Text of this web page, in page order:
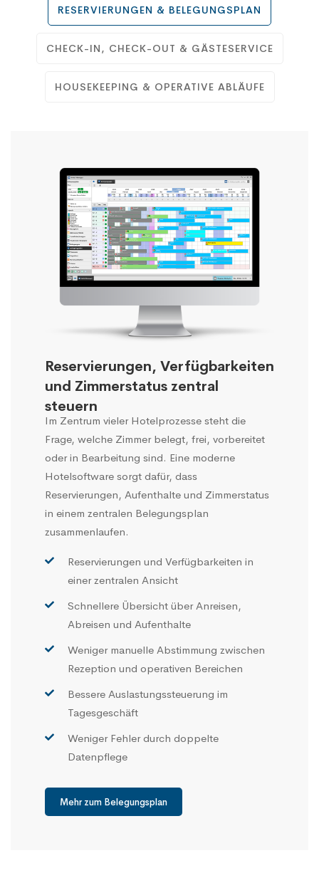
RESERVIERUNGEN & BELEGUNGSPLAN
CHECK-IN, CHECK-OUT & GÄSTESERVICE
HOUSEKEEPING & OPERATIVE ABLÄUFE
Reservierungen, Verfügbarkeiten
und Zimmerstatus zentral
steuern
Im Zentrum vieler Hotelprozesse steht die
Frage, welche Zimmer belegt, frei, vorbereitet
oder in Bearbeitung sind. Eine moderne
Hotelsoftware sorgt dafür, dass
Reservierungen, Aufenthalte und Zimmerstatus
in einem zentralen Belegungsplan
zusammenlaufen.
Reservierungen und Verfügbarkeiten in
einer zentralen Ansicht
Schnellere Übersicht über Anreisen,
Abreisen und Aufenthalte
Weniger manuelle Abstimmung zwischen
Rezeption und operativen Bereichen
Bessere Auslastungssteuerung im
Tagesgeschäft
Weniger Fehler durch doppelte
Datenpflege
Mehr zum Belegungsplan